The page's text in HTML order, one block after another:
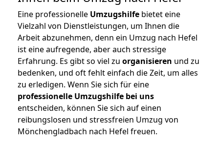
Eine professionelle Umzugshilfe bietet eine
Vielzahl von Dienstleistungen, um Ihnen die
Arbeit abzunehmen, denn ein Umzug nach Hefel
ist eine aufregende, aber auch stressige
Erfahrung. Es gibt so viel zu organisieren und zu
bedenken, und oft fehlt einfach die Zeit, um alles
zu erledigen. Wenn Sie sich für eine
professionelle Umzugshilfe bei uns
entscheiden, können Sie sich auf einen
reibungslosen und stressfreien Umzug von
Mönchengladbach nach Hefel freuen.